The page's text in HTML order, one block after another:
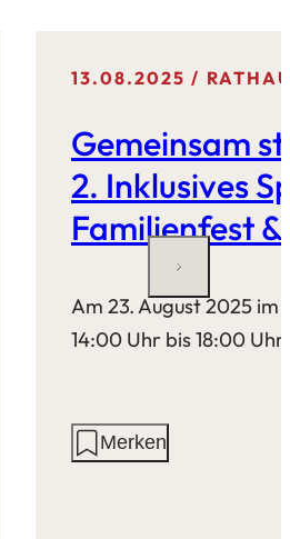
13.08.2025
Gemeinsam
2. Inklusives
Familienfest
Am 23. August 2025
14:00 Uhr bis 18:00 Uhr
AktionenMerken